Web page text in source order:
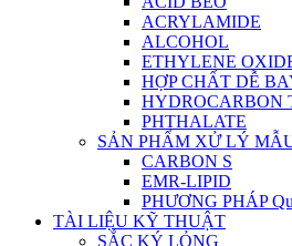
ACRYLAMIDE
ALCOHOL
ETHYLENE
HỢP CHẤT DỄ
HYDROCARBON
PHTHALATE
SẢN PHẨM XỬ LÝ
CARBON S
EMR-LIPID
PHƯƠNG PHÁP
TÀI LIỆU KỸ THUẬT
SẮC KÝ LỎNG